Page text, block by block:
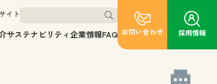
イト
サステナビリティ企業情報FAQ お問い合わせ 採用情報